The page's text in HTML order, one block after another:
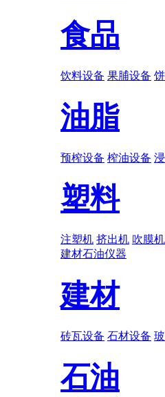
食品
饮料设备 果脯设备
油脂
预榨设备 榨油设备
塑料
注塑机 挤出机 吹膜机
建材石油仪器
建材
砖瓦设备 石材设备
石油